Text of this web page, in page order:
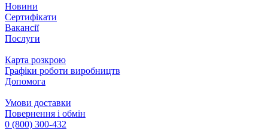
Новини
Сертифікати
Вакансії
Послуги
Карта розкрою
Графіки роботи виробництв
Допомога
Умови доставки
Повернення і обмін
0 (800) 300-432